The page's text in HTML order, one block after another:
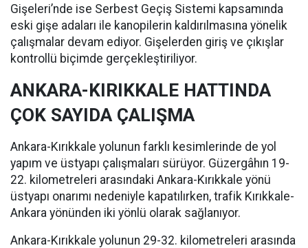
Gişeleri’nde ise Serbest Geçiş Sistemi kapsamında
eski gişe adaları ile kanopilerin kaldırılmasına yönelik
çalışmalar devam ediyor. Gişelerden giriş ve çıkışlar
kontrollü biçimde gerçekleştiriliyor.
ANKARA-KIRIKKALE HATTINDA
ÇOK SAYIDA ÇALIŞMA
Ankara-Kırıkkale yolunun farklı kesimlerinde de yol
yapım ve üstyapı çalışmaları sürüyor. Güzergâhın 19-
22. kilometreleri arasındaki Ankara-Kırıkkale yönü
üstyapı onarımı nedeniyle kapatılırken, trafik Kırıkkale-
Ankara yönünden iki yönlü olarak sağlanıyor.
Ankara-Kırıkkale yolunun 29-32. kilometreleri arasında